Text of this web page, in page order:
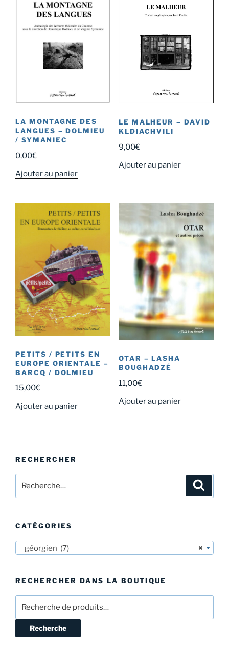
LA MONTAGNE DES
LANGUES – DOLMIEU
/ SYMANIEC
0,00€
Ajouter au panier
LE MALHEUR – DAVID
KLDIACHVILI
9,00€
Ajouter au panier
PETITS / PETITS EN
EUROPE ORIENTALE –
BARCQ / DOLMIEU
15,00€
Ajouter au panier
OTAR – LASHA
BOUGHADZÉ
11,00€
Ajouter au panier
RECHERCHER
pour
CATÉGORIES
×
géorgien (7)
RECHERCHER DANS LA BOUTIQUE
pour :
Recherche